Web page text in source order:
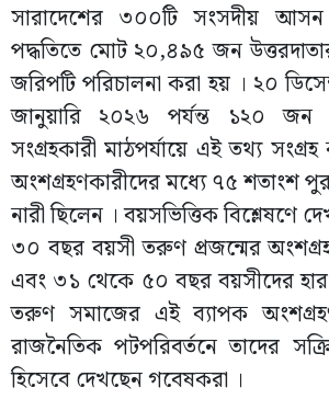
সারাদেশের ৩০০টি সংসদীয় আসন
পদ্ধতিতে মোট ২০,৪৯৫ জন
জরিপটি পরিচালনা করা হয় । ২০
জানুয়ারি ২০২৬ পর্যন্ত ১২০ জন
সংগ্রহকারী মাঠপর্যায়ে এই তথ্য
অংশগ্রহণকারীদের মধ্যে ৭৫ শতাংশ
নারী ছিলেন । বয়সভিত্তিক বিশ্লেষণে
৩০ বছর বয়সী তরুণ প্রজন্মের
এবং ৩১ থেকে ৫০ বছর বয়সীদের
তরুণ সমাজের এই ব্যাপক
রাজনৈতিক পটপরিবর্তনে তাদের
হিসেবে দেখছেন গবেষকরা ।